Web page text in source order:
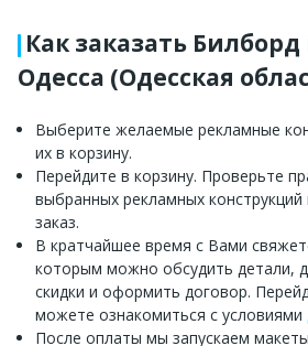
Как заказать Билборд
Одесса (Одесская
Выберите желаемые рекламные
их в корзину.
Перейдите в корзину. Проверьте
выбранных рекламных
заказ.
В кратчайшее время с Вами
которым можно обсудить детали,
скидки и оформить договор.
можете ознакомиться с условиями
После оплаты мы запускаем